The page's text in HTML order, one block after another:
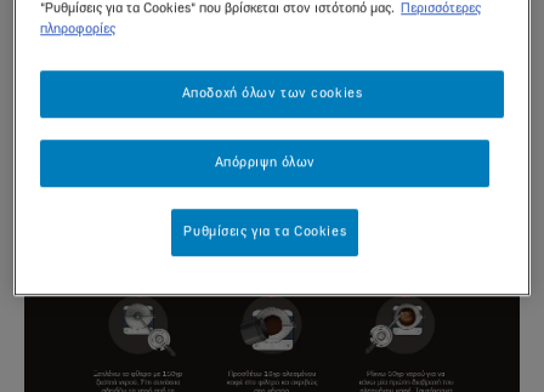
"Ρυθμίσεις για τα Cookies" που βρίσκεται στον ιστότοπό μας.
Περισσότερες
πληροφορίες
Απόρριψη όλων
Αποδοχή όλων των cookies
Ρυθμίσεις για τα Cookies